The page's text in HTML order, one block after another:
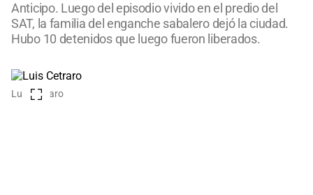
Anticipo. Luego del episodio vivido en el predio del
SAT, la familia del enganche sabalero dejó la ciudad.
Hubo 10 detenidos que luego fueron liberados.
Luis Cetraro